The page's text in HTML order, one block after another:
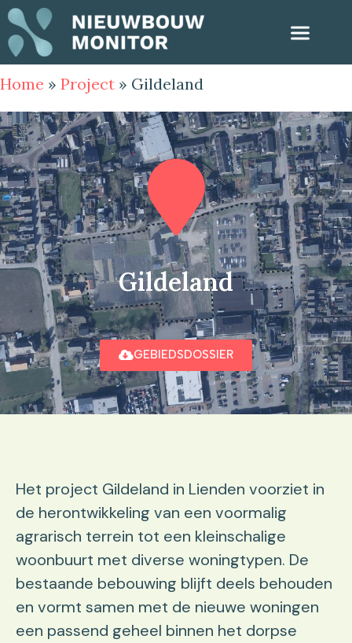
Home » Project » Gildeland
Gildeland
GEBIEDSDOSSIER
Het project Gildeland in Lienden voorziet in
de herontwikkeling van een voormalig
agrarisch terrein tot een kleinschalige
woonbuurt met diverse woningtypen. De
bestaande bebouwing blijft deels behouden
en vormt samen met de nieuwe woningen
een passend geheel binnen het dorpse